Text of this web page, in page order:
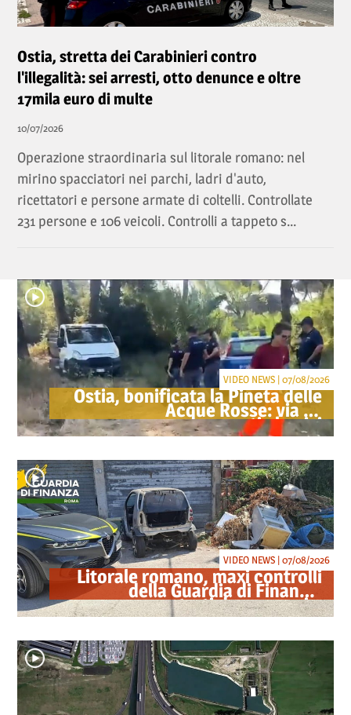
Ostia, stretta dei Carabinieri contro
l'illegalità: sei arresti, otto denunce e oltre
17mila euro di multe
10/07/2026
Operazione straordinaria sul litorale romano: nel
mirino spacciatori nei parchi, ladri d'auto,
ricettatori e persone armate di coltelli. Controllate
231 persone e 106 veicoli. Controlli a tappeto s...
Ostia, bonificata la Pineta delle
Acque Rosse: via gli
accampamenti abusivi
VIDEO NEWS | 07/08/2026
Litorale romano, maxi controlli
della Guardia di Finanza:
sequestrati droga, armi e
ricambi di auto rubate
VIDEO NEWS | 07/08/2026